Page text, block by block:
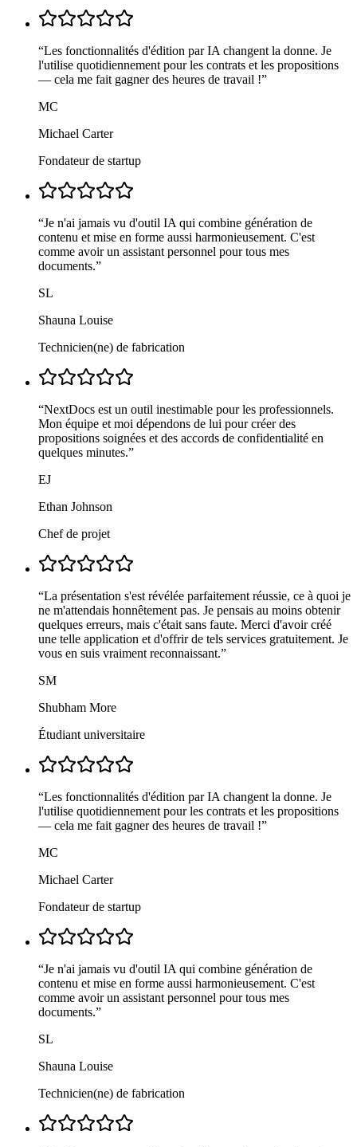
“Les fonctionnalités d'édition par IA changent la donne. Je
l'utilise quotidiennement pour les contrats et les propositions
— cela me fait gagner des heures de travail !”
MC
Michael Carter
Fondateur de startup
“Je n'ai jamais vu d'outil IA qui combine génération de
contenu et mise en forme aussi harmonieusement. C'est
comme avoir un assistant personnel pour tous mes
documents.”
SL
Shauna Louise
Technicien(ne) de fabrication
“NextDocs est un outil inestimable pour les professionnels.
Mon équipe et moi dépendons de lui pour créer des
propositions soignées et des accords de confidentialité en
quelques minutes.”
EJ
Ethan Johnson
Chef de projet
“La présentation s'est révélée parfaitement réussie, ce à quoi je
ne m'attendais honnêtement pas. Je pensais au moins obtenir
quelques erreurs, mais c'était sans faute. Merci d'avoir créé
une telle application et d'offrir de tels services gratuitement. Je
vous en suis vraiment reconnaissant.”
SM
Shubham More
Étudiant universitaire
“Les fonctionnalités d'édition par IA changent la donne. Je
l'utilise quotidiennement pour les contrats et les propositions
— cela me fait gagner des heures de travail !”
MC
Michael Carter
Fondateur de startup
“Je n'ai jamais vu d'outil IA qui combine génération de
contenu et mise en forme aussi harmonieusement. C'est
comme avoir un assistant personnel pour tous mes
documents.”
SL
Shauna Louise
Technicien(ne) de fabrication